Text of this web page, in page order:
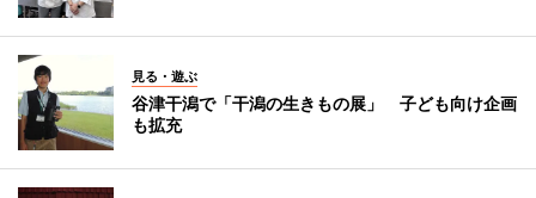
見る・遊ぶ
谷津干潟で「干潟の生きもの展」 子ども向け企画
も拡充